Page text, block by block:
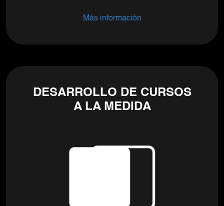
Más información
DESARROLLO DE CURSOS
A LA MEDIDA